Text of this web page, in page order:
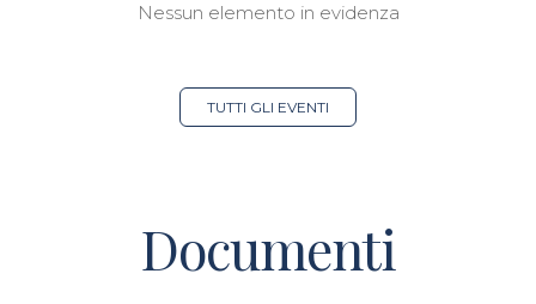
Nessun elemento in evidenza
TUTTI GLI EVENTI
Documenti